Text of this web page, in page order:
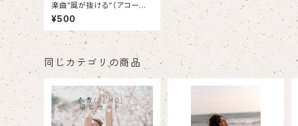
楽曲"風が抜ける"（アコース
ティックバージョン)をダウン
ロードできるポストカード
¥500
同じカテゴリの商品